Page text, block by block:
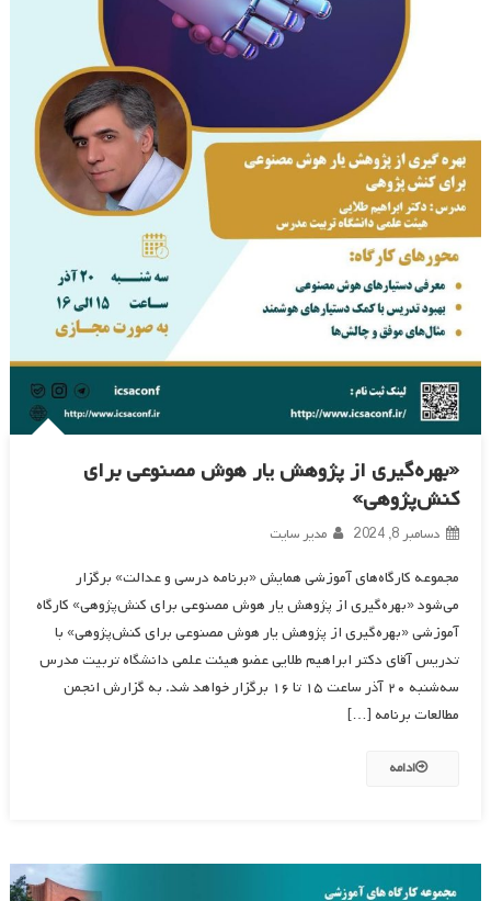
«بهره‌گیری از پژوهش یار هوش مصنوعی برای
کنش‌پژوهی»
دسامبر 8, 2024 مدیر سایت
مجموعه کارگاه‌های آموزشی همایش «برنامه درسی و عدالت» برگزار
می‌شود «بهره‌گیری از پژوهش یار هوش مصنوعی برای کنش‌پژوهی» کارگاه
آموزشی «بهره‌گیری از پژوهش یار هوش مصنوعی برای کنش‌پژوهی» با
تدریس آقای دکتر ابراهیم طلایی عضو هیئت علمی دانشگاه تربیت مدرس
سه‌شنبه ۲۰ آذر ساعت ۱۵ تا ۱۶ برگزار خواهد شد. به گزارش انجمن
مطالعات برنامه […]
ادامه